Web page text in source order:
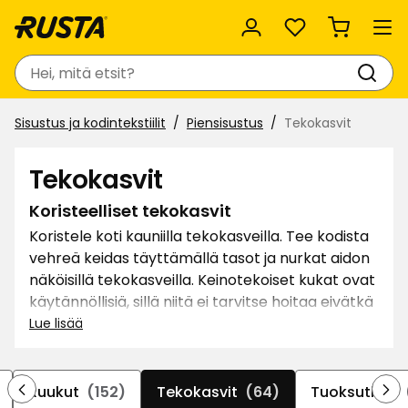
Suosikit
Haku
Sisustus ja kodintekstiilit Piensisustus Tekokasvit
Tekokasvit
Koristeelliset tekokasvit
Koristele koti kauniilla tekokasveilla. Tee kodista
vehreä keidas täyttämällä tasot ja nurkat aidon
näköisillä tekokasveilla. Keinotekoiset kukat ovat
käytännöllisiä, sillä niitä ei tarvitse hoitaa eivätkä
ne tarvitse luonnonvaloa. Koristele päivällispöytä
banaanipuilla.
Lue lisää
Ruukut (152) Tekokasvit (64) Tuoksutikut